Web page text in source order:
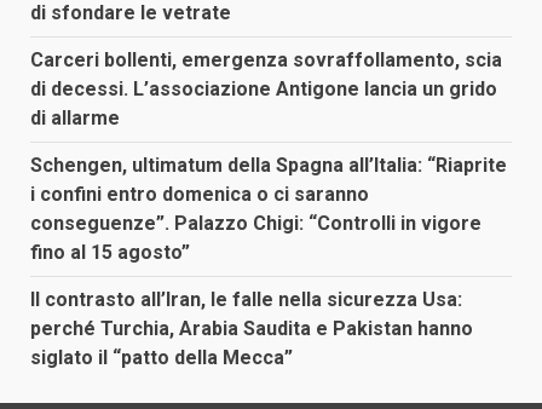
di sfondare le vetrate
Carceri bollenti, emergenza sovraffollamento, scia
di decessi. L’associazione Antigone lancia un grido
di allarme
Schengen, ultimatum della Spagna all’Italia: “Riaprite
i confini entro domenica o ci saranno
conseguenze”. Palazzo Chigi: “Controlli in vigore
fino al 15 agosto”
Il contrasto all’Iran, le falle nella sicurezza Usa:
perché Turchia, Arabia Saudita e Pakistan hanno
siglato il “patto della Mecca”